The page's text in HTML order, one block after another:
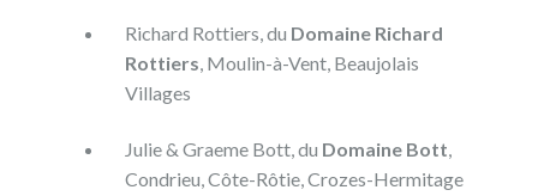
Richard Rottiers, du Domaine Richard
Rottiers, Moulin-à-Vent, Beaujolais
Villages
Julie & Graeme Bott, du Domaine Bott,
Condrieu, Côte-Rôtie, Crozes-Hermitage